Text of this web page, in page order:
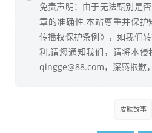
免责声明：由于无法甄别是
章的准确性,本站尊重并保
传播权保护条例》，如我们
利,请您通知我们，请将本
qingge@88.com，深感抱歉
皮肤故事